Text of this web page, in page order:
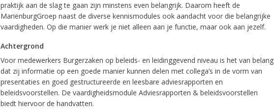
praktijk aan de slag te gaan zijn minstens even belangrijk. Daarom heeft de
MariënburgGroep naast de diverse kennismodules ook aandacht voor die belangrijke
vaardigheden. Op die manier werk je niet alleen aan je functie, maar ook aan jezelf.
Achtergrond
Voor medewerkers Burgerzaken op beleids- en leidinggevend niveau is het van belang
dat zij informatie op een goede manier kunnen delen met collega’s in de vorm van
presentaties en goed gestructureerde en leesbare adviesrapporten en
beleidsvoorstellen. De vaardigheidsmodule Adviesrapporten & beleidsvoorstellen
biedt hiervoor de handvatten.